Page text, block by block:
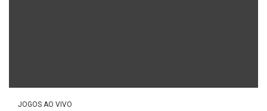
JOGOS AO VIVO